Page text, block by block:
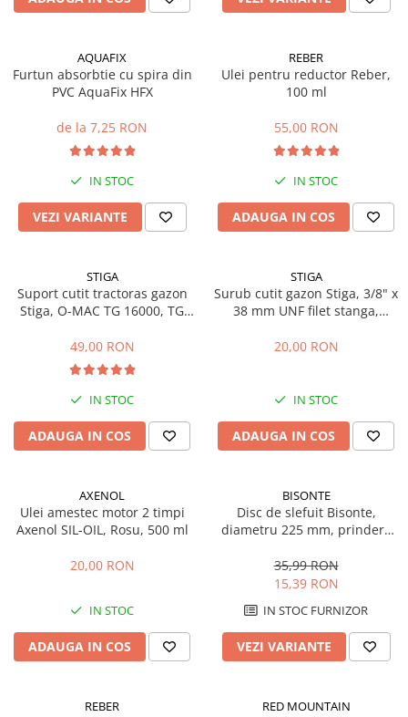
Echipamente curatenie
Aspiratoare
Freze de zapada
Suflante & Aspiratoare frunze
Accesorii echipamente curatenie
Unelte de gradinarit
Dispozitive de imprastiat si
semanat
Lopeti pentru zapada
Roabe si carucioare
Plase si folii pentru gradinarit
Alte unelte de gradinarit
Echipamente de protectie pentru
Casti de protectie
Ochelari de protectie
Electrice si Iluminat
Prize & Prelungitoare
Masini de taiat
Masini de taiat beton / asfalt
Masini de taiat gresie / faianta
Motodebitatoare
AQUAFIX
Furtun absorbtie cu spira din
PVC AquaFix HFX
de la 7,25 RON
IN STOC
VEZI VARIANTE
REBER
Ulei pentru reductor Reber,
100 ml
55,00 RON
IN STOC
ADAUGA IN COS
STIGA
Suport cutit tractoras gazon
Stiga, O-MAC TG 16000, TG
49,00 RON
IN STOC
ADAUGA IN COS
STIGA
Surub cutit gazon Stiga, 3/8" x
38 mm UNF filet stanga,
20,00 RON
IN STOC
ADAUGA IN COS
AXENOL
Ulei amestec motor 2 timpi
Axenol SIL-OIL, Rosu, 500 ml
20,00 RON
IN STOC
ADAUGA IN COS
BISONTE
Disc de slefuit Bisonte,
diametru 225 mm, prindere
35,99 RON
15,39 RON
IN STOC FURNIZOR
VEZI VARIANTE
REBER RED MOUNTAIN